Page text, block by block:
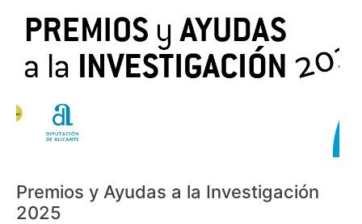
Premios y Ayudas a la Investigación
2025